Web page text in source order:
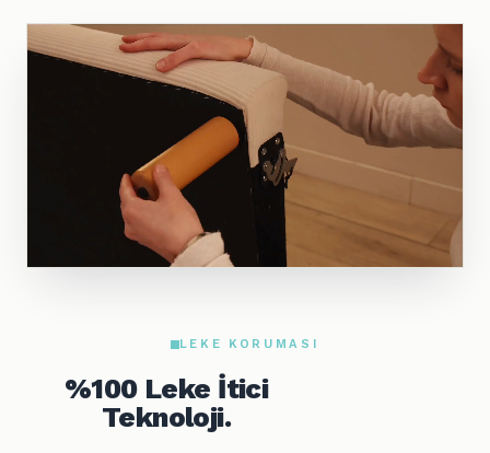
LEKE KORUMASI
%100 Leke İtici
Teknoloji.